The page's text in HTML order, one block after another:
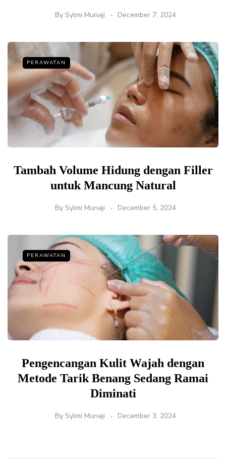
By Sylmi Munaji December 7, 2024
PERAWATAN
Tambah Volume Hidung dengan Filler
untuk Mancung Natural
By Sylmi Munaji December 5, 2024
PERAWATAN
Pengencangan Kulit Wajah dengan
Metode Tarik Benang Sedang Ramai
Diminati
By Sylmi Munaji December 3, 2024